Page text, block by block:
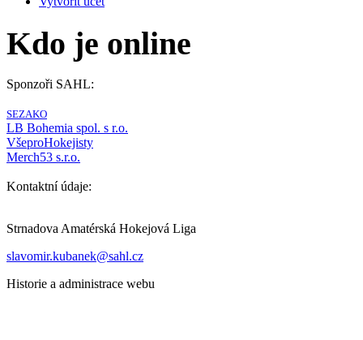
Kdo je online
Sponzoři SAHL:
SEZAKO
LB Bohemia spol. s r.o.
VšeproHokejisty
Merch53 s.r.o.
Kontaktní údaje:
Strnadova Amatérská Hokejová Liga
slavomir.kubanek@sahl.cz
Historie a administrace webu